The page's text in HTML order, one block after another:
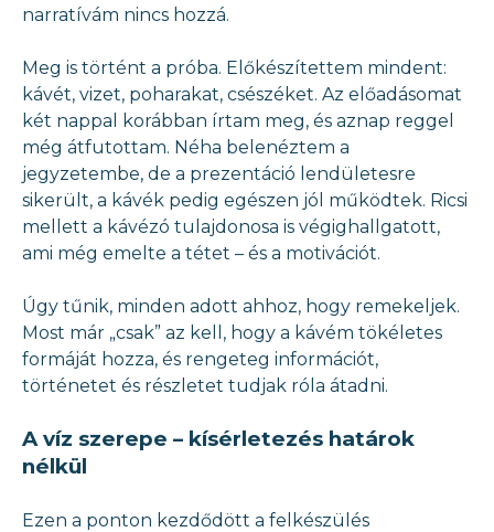
narratívám nincs hozzá.
Meg is történt a próba. Előkészítettem mindent:
kávét, vizet, poharakat, csészéket. Az előadásomat
két nappal korábban írtam meg, és aznap reggel
még átfutottam. Néha belenéztem a
jegyzetembe, de a prezentáció lendületesre
sikerült, a kávék pedig egészen jól működtek. Ricsi
mellett a kávézó tulajdonosa is végighallgatott,
ami még emelte a tétet – és a motivációt.
Úgy tűnik, minden adott ahhoz, hogy remekeljek.
Most már „csak” az kell, hogy a kávém tökéletes
formáját hozza, és rengeteg információt,
történetet és részletet tudjak róla átadni.
A víz szerepe – kísérletezés határok
nélkül
Ezen a ponton kezdődött a felkészülés